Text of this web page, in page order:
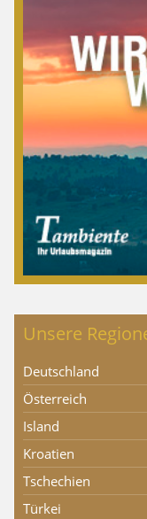
Unsere
Deutschland
Österreich
Island
Kroatien
Tschechien
Türkei